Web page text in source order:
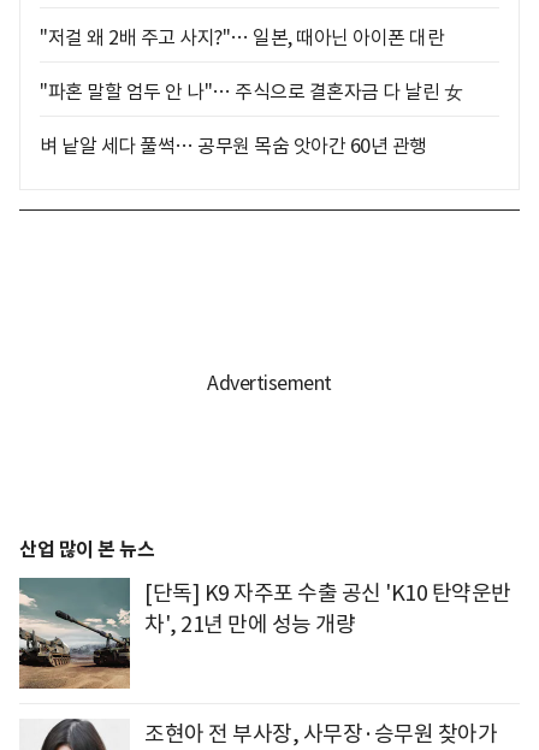
"저걸 왜 2배 주고 사지?"… 일본, 때아닌 아이폰 대란
"파혼 말할 엄두 안 나"… 주식으로 결혼자금 다 날린 女
벼 낱알 세다 풀썩… 공무원 목숨 앗아간 60년 관행
산업 많이 본 뉴스
[단독] K9 자주포 수출 공신 'K10 탄약운반
차', 21년 만에 성능 개량
조현아 전 부사장, 사무장·승무원 찾아가